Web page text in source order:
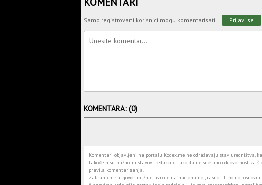
Samo registrovani korisnici mogu komentarisati Prijavi se
KOMENTARA: (0)
Komentari objavljeni na portalu Kodex.me ne odražavaju stav uredništva,
takođe nisu nužno ni stavovi redakcije, tako da ne snosimo odgovornost
pravila komentarisanja.
Zabranjeni su: govor mržnje, uvrede na nacionalnoj, rasnoj ili polnoj